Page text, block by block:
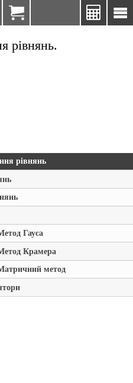



рівнянь.
рівнянь
Гауса
Крамера
метод